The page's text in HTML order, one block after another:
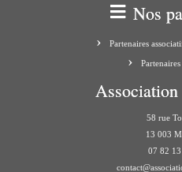
Nos
Partenaires
58 rue
13 003
07 82